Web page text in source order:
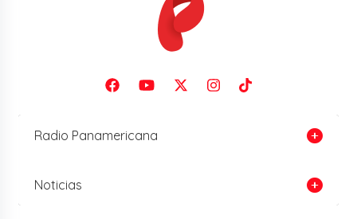
Radio Panamericana
Noticias